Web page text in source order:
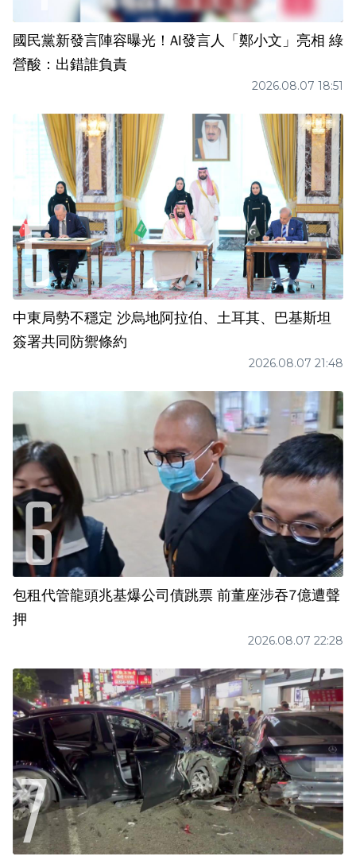
國民黨新發言陣容曝光！AI發言人「鄭小文」亮相 綠
營酸：出錯誰負責
2026.08.07 18:51
中東局勢不穩定 沙烏地阿拉伯、土耳其、巴基斯坦
簽署共同防禦條約
2026.08.07 21:48
包租代管龍頭兆基爆公司債跳票 前董座涉吞7億遭聲
押
2026.08.07 22:28